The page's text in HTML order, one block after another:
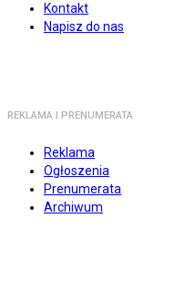
Kontakt
Napisz do nas
REKLAMA I PRENUMERATA
Reklama
Ogłoszenia
Prenumerata
Archiwum